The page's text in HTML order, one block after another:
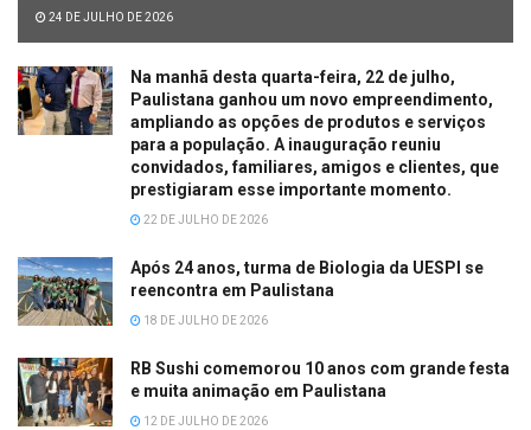
24 DE JULHO DE 2026
Na manhã desta quarta-feira, 22 de julho,
Paulistana ganhou um novo empreendimento,
ampliando as opções de produtos e serviços
para a população. A inauguração reuniu
convidados, familiares, amigos e clientes, que
prestigiaram esse importante momento.
22 DE JULHO DE 2026
Após 24 anos, turma de Biologia da UESPI se
reencontra em Paulistana
18 DE JULHO DE 2026
RB Sushi comemorou 10 anos com grande festa
e muita animação em Paulistana
12 DE JULHO DE 2026